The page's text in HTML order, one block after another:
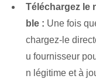
Téléchargez le
ble : Une fois
chargez-le
u fournisseur
n légitime et à